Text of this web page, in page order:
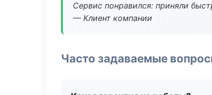
Сервис понравился: приняли
— Клиент компании
Часто задаваемые